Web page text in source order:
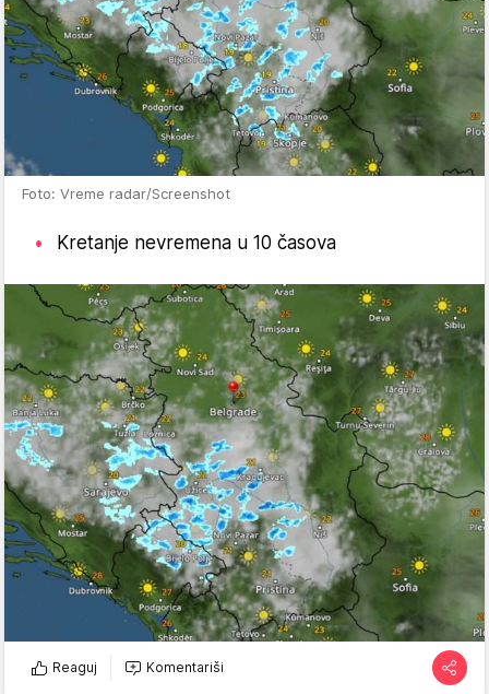
Foto: Vreme radar/Screenshot
Kretanje nevremena u 10 časova
Reaguj Komentariši